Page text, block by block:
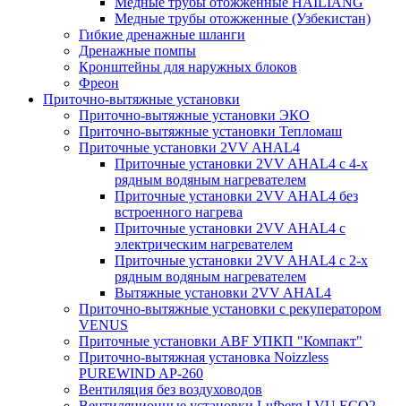
Медные трубы отожженные (Узбекистан)
Гибкие дренажные шланги
Дренажные помпы
Кронштейны для наружных блоков
Фреон
Приточно-вытяжные установки
Приточно-вытяжные установки ЭКО
Приточно-вытяжные установки Тепломаш
Приточные установки 2VV AHAL4
Приточные установки 2VV AHAL4 с 4-х
рядным водяным нагревателем
Приточные установки 2VV AHAL4 без
встроенного нагрева
Приточные установки 2VV AHAL4 с
электрическим нагревателем
Приточные установки 2VV AHAL4 с 2-х
рядным водяным нагревателем
Вытяжные установки 2VV AHAL4
Приточно-вытяжные установки с рекуператором
VENUS
Приточные установки ABF УПКП "Компакт"
Приточно-вытяжная установка Noizzless
PUREWIND AP-260
Вентиляция без воздуховодов